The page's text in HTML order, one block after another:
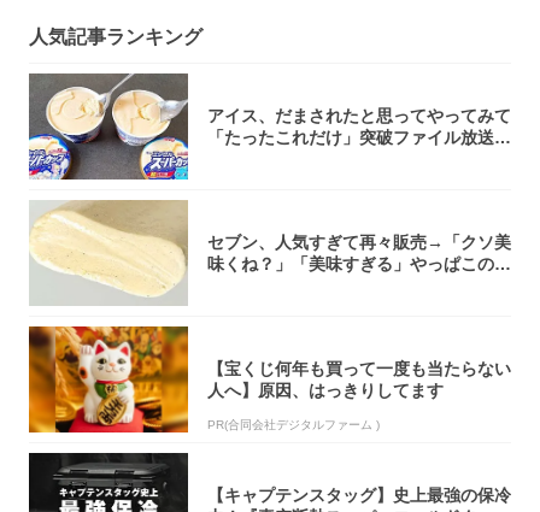
人気記事ランキング
アイス、だまされたと思ってやってみて
「たったこれだけ」突破ファイル放送で
セブン、人気すぎて再々販売→「クソ美
味くね？」「美味すぎる」やっぱこのク
【宝くじ何年も買って一度も当たらない
人へ】原因、はっきりしてます
PR(合同会社デジタルファーム )
【キャプテンスタッグ】史上最強の保冷